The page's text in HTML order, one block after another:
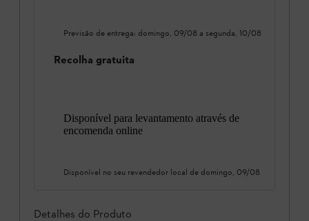
Previsão de entrega: domingo, 09/08 a segunda, 10/08
Recolha gratuita
Disponível para levantamento através de
encomenda online
Disponível no seu revendedor local de domingo, 09/08
Detalhes do Produto